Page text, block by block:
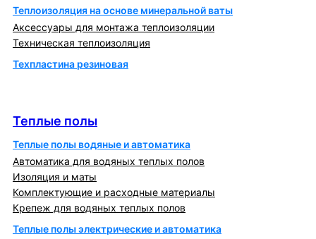
Теплоизоляция на основе минеральной ваты
Аксессуары для монтажа теплоизоляции
Техническая теплоизоляция
Техпластина резиновая
Теплые полы
Теплые полы водяные и автоматика
Автоматика для водяных теплых полов
Изоляция и маты
Комплектующие и расходные материалы
Крепеж для водяных теплых полов
Теплые полы электрические и автоматика